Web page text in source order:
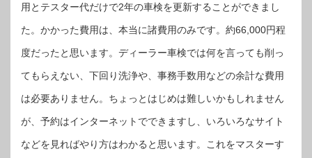
用とテスター代だけで2年の車検を更新することができまし
た。かかった費用は、本当に諸費用のみです。約66,000円程
度だったと思います。ディーラー車検では何を言っても削っ
てもらえない、下回り洗浄や、事務手数用などの余計な費用
は必要ありません。ちょっとはじめは難しいかもしれません
が、予約はインターネットでできますし、いろいろなサイト
などを見ればやり方はわかると思います。これをマスターす